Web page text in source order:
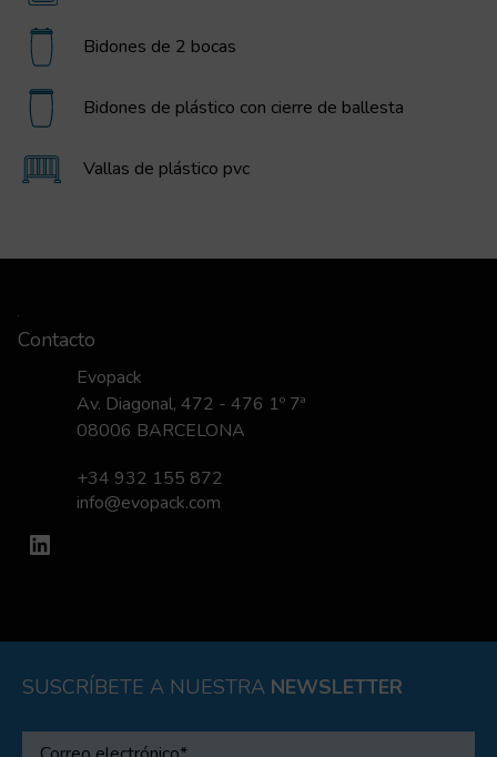
Bidones de 2 bocas
Bidones de plástico con cierre de ballesta
Vallas de plástico pvc
Contacto
Evopack
Av. Diagonal, 472 - 476 1º 7ª
08006 BARCELONA
+34 932 155 872
info@evopack.com
LinkedIn
SUSCRÍBETE A NUESTRA NEWSLETTER